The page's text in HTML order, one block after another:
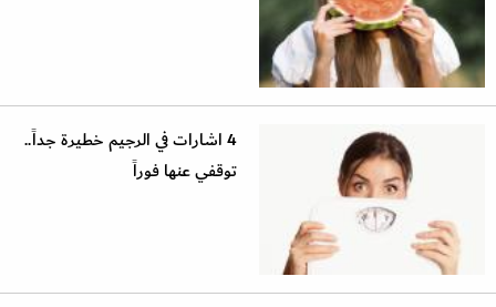
4 اشارات في الرجيم خطيرة جداً..
توقفي عنها فوراً